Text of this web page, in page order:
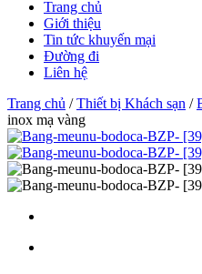
Trang chủ
Giới thiệu
Tin tức khuyến mại
Đường đi
Liên hệ
Trang chủ /Thiết bị Khách sạn /
inox mạ vàng